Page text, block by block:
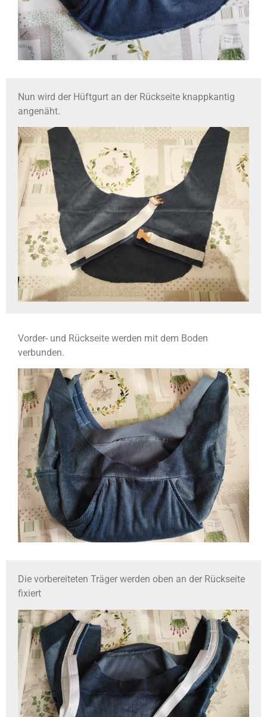
Nun wird der Hüftgurt an der Rückseite knappkantig
angenäht.
Vorder- und Rückseite werden mit dem Boden
verbunden.
Die vorbereiteten Träger werden oben an der Rückseite
fixiert